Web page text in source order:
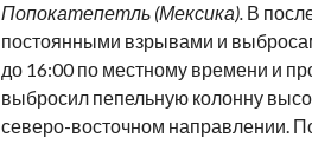
Попокатепетль (Мексика).В
постоянными взрывами и
до 16:00 по местному времени и
выбросил пепельную колонну
северо-восточном направлении.